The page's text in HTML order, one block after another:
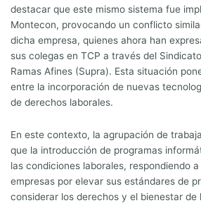
destacar que este mismo sistema fue
Montecon, provocando un conflicto
dicha empresa, quienes ahora han
sus colegas en TCP a través del
Ramas Afines (Supra). Esta situación
entre la incorporación de nuevas
de derechos laborales.
En este contexto, la agrupación de
que la introducción de programas
las condiciones laborales, respondiendo
empresas por elevar sus estándares de
considerar los derechos y el bienestar de